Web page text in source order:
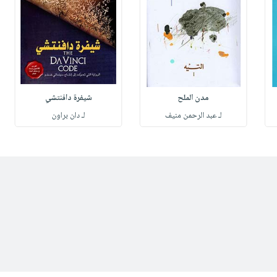
مدن الملح
لـ عبد الرحمن منيف
شيفرة دافنتشي
لـ دان براون